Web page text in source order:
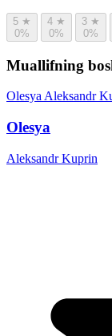
5 ★
0%
4 ★
0%
3 ★
0%
Muallifning
OlesyaAleksandr
Olesya
Aleksandr Kuprin